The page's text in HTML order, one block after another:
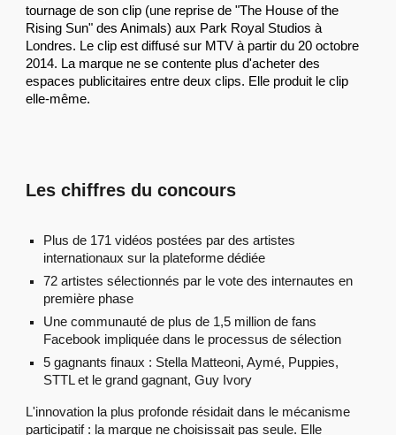
tournage de son clip (une reprise de "The House of the
Rising Sun" des Animals) aux Park Royal Studios à
Londres. Le clip est diffusé sur MTV à partir du 20 octobre
2014. La marque ne se contente plus d'acheter des
espaces publicitaires entre deux clips. Elle produit le clip
elle-même.
Leschiffres du concours
Plus de 171 vidéos postées par des artistes
internationaux sur la plateforme dédiée
72 artistes sélectionnés par le vote des internautes en
première phase
Une communauté de plus de 1,5 million de fans
Facebook impliquée dans le processus de sélection
5 gagnants finaux : Stella Matteoni, Aymé, Puppies,
STTL et le grand gagnant, Guy Ivory
L'innovation la plus profonde résidait dans le mécanisme
participatif : la marque ne choisissait pas seule. Elle